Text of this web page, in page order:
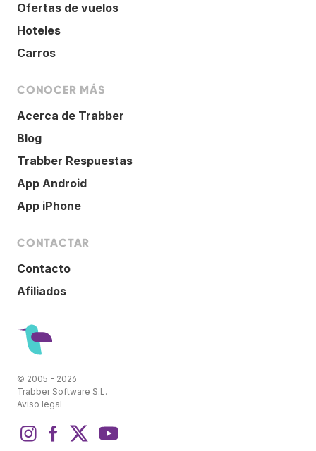
Ofertas de vuelos
Hoteles
Carros
CONOCER MÁS
Acerca de Trabber
Blog
Trabber Respuestas
App Android
App iPhone
CONTACTAR
Contacto
Afiliados
© 2005 - 2026
Trabber Software S.L.
Aviso legal